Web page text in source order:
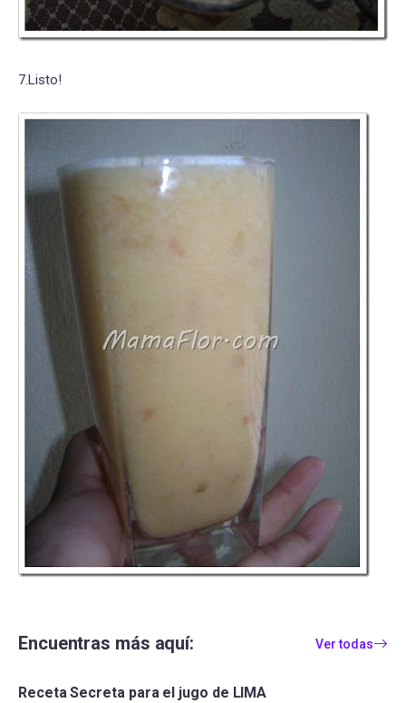
7.Listo!
Encuentras más aquí: Ver todas
Receta Secreta para el jugo de LIMA